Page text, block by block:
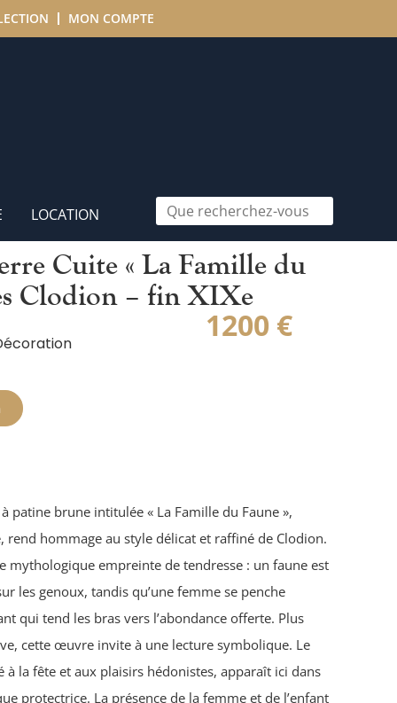
MON COMPTE
LOCATION
Cuite « La Famille du
Clodion – fin XIXe
1200 €
patine brune intitulée « La Famille du Faune »,
rend hommage au style délicat et raffiné de Clodion.
mythologique empreinte de tendresse : un faune est
les genoux, tandis qu’une femme se penche
qui tend les bras vers l’abondance offerte. Plus
cette œuvre invite à une lecture symbolique. Le
à la fête et aux plaisirs hédonistes, apparaît ici dans
protectrice. La présence de la femme et de l’enfant